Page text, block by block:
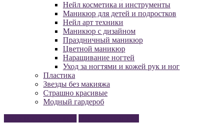
Нейл косметика и инструменты
Маникюр для детей и подростков
Нейл арт техники
Маникюр с дизайном
Праздничный маникюр
Цветной маникюр
Наращивание ногтей
Уход за ногтями и кожей рук и ног
Пластика
Звезды без макияжа
Страшно красивые
Модный гардероб